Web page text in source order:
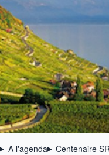
A l'agenda Centenaire